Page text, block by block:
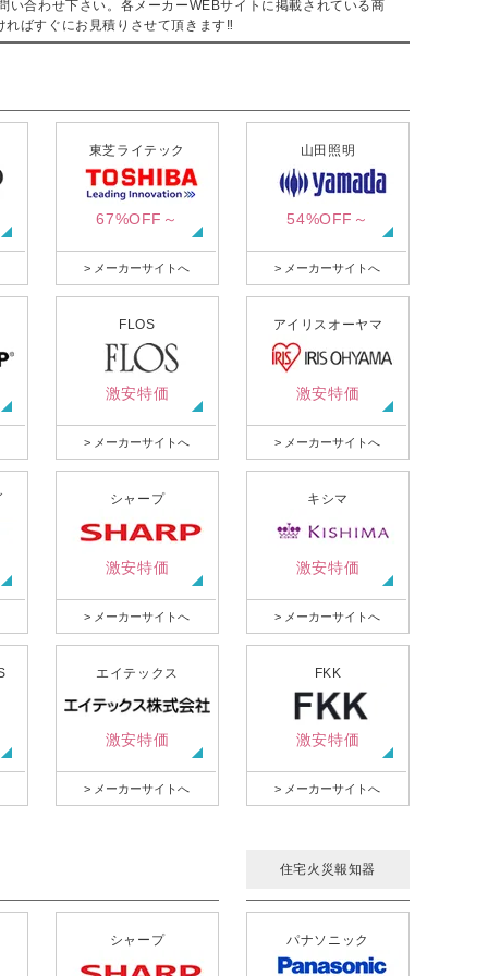
合わせ下さい。各メーカーWEBサイトに掲載されている商
ばすぐにお見積りさせて頂きます‼
東芝ライテック
67%OFF～
> メーカーサイトへ
山田照明
54%OFF～
> メーカーサイトへ
FLOS
激安特価
> メーカーサイトへ
アイリスオーヤマ
激安特価
> メーカーサイトへ
シャープ
激安特価
> メーカーサイトへ
キシマ
激安特価
> メーカーサイトへ
エイテックス
激安特価
> メーカーサイトへ
FKK
激安特価
> メーカーサイトへ
住宅火災報知器
シャープ パナソニック